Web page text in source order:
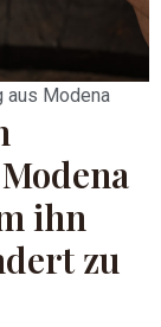
aus Modena
ihn
zu